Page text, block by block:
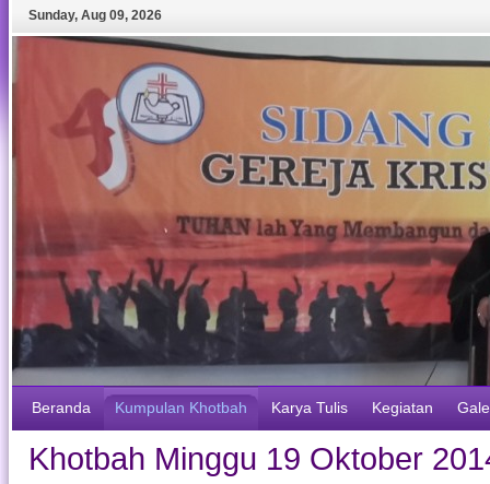
Sunday, Aug 09, 2026
Beranda Kumpulan Khotbah Karya Tulis Kegiatan
Khotbah Minggu 19 Oktober